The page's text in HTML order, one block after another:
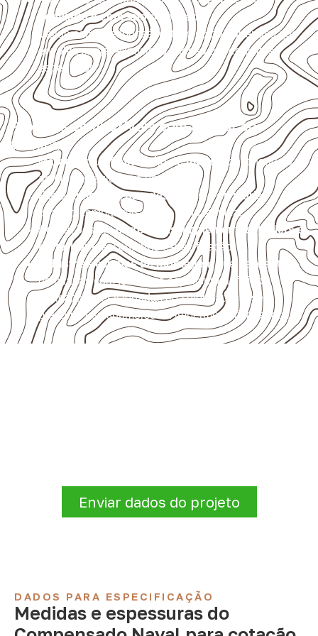
ventilado e com apoio nivelado
Valide com o responsável técnico qualquer uso que
envolva carga, exposição intensa ou requisitos
específicos.
Projetos compatíveis com avaliação
técnica
Marcenaria e fabricação de móveis
destinados a
ambientes sujeitos à umidade.
Revestimentos, paredes, pisos e divisórias,
quando compatíveis com a ficha técnica.
Aplicações emcarrocerias, implementos, trailers e
motorhomes, conforme especificação.
Indústrias e linhas de montagem que necessitam
de chapas com formato e espessura definidos.
Aplicações relacionadas ao setor náutico, sem
presumir uso submerso ou impermeabilidade total.
Enviar dados do projeto
DADOS PARA ESPECIFICAÇÃO
Medidas e espessuras do